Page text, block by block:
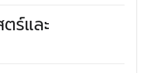
ร์และ